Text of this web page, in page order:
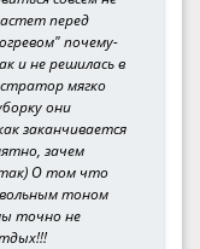
перед
почему-
и не решилась в
мягко
они
заканчивается
зачем
так) О том что
тоном
точно не